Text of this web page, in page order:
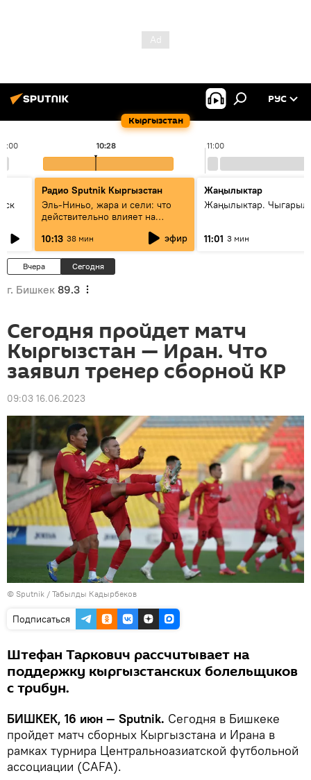
Кыргызстан
РУС
11:00
10:28
Радио Sputnik Кыргызстан
Эль-Ниньо, жара и сели: что
действительно влияет на
10:13 38 мин эфир
Жаңылыктар
Жаңылыктар.
11:01 3 мин
Вчера Сегодня
г. Бишкек 89.3
Сегодня пройдет матч
Кыргызстан — Иран. Что
заявил тренер сборной КР
09:03 16.06.2023
© Sputnik / Табылды Кадырбеков
Подписаться
Штефан Таркович рассчитывает на
поддержку кыргызстанских болельщиков
с трибун.
БИШКЕК, 16 июн — Sputnik. Сегодня в Бишкеке
пройдет матч сборных Кыргызстана и Ирана в
рамках турнира Центральноазиатской футбольной
ассоциации (CAFA).